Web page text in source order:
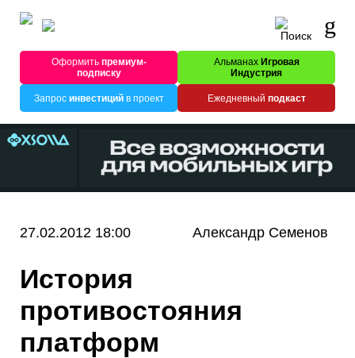
Оформитьпремиум-
подписку
Альманах Игровая
Индустрия
Запрос инвестицийв проект Ежедневный подкаст
27.02.2012 18:00 Александр Семенов
История
противостояния
платформ